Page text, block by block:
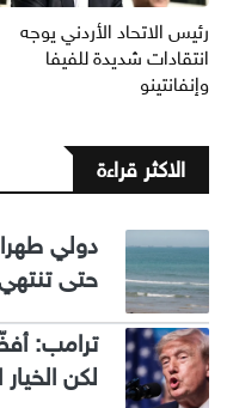
رئيس الاتحاد الأردني يوجه
انتقادات شديدة للفيفا
وإنفانتينو
الاكثر قراءة
دولي
حتى
ترامب:
لكن